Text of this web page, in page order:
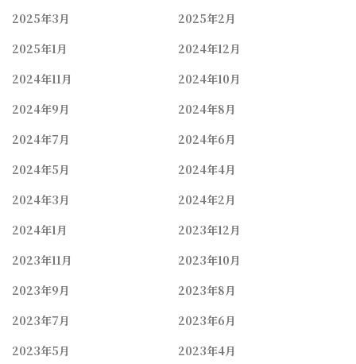
2025年3月
2025年2月
2025年1月
2024年12月
2024年11月
2024年10月
2024年9月
2024年8月
2024年7月
2024年6月
2024年5月
2024年4月
2024年3月
2024年2月
2024年1月
2023年12月
2023年11月
2023年10月
2023年9月
2023年8月
2023年7月
2023年6月
2023年5月
2023年4月